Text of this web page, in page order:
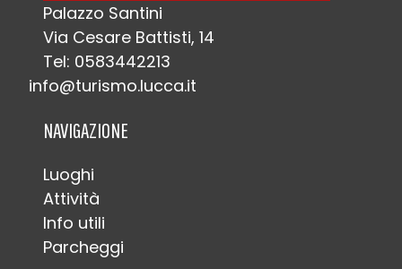
Palazzo Santini
Via Cesare Battisti, 14
Tel: 0583442213
info@turismo.lucca.it
NAVIGAZIONE
Luoghi
Attività
Info utili
Parcheggi